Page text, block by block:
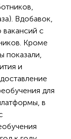
Вдобавок,
вакансий с
Кроме
показали,
и
для
в